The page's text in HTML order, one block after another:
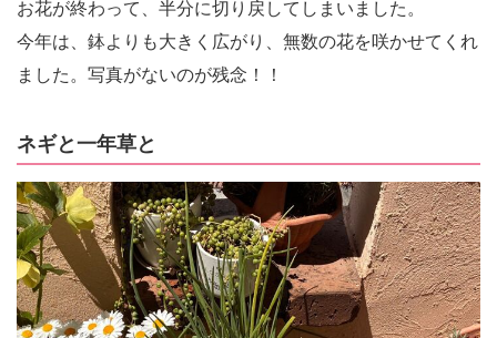
お花が終わって、半分に切り戻してしまいました。
今年は、鉢よりも大きく広がり、無数の花を咲かせてくれ
ました。写真がないのが残念！！
ネギと一年草と